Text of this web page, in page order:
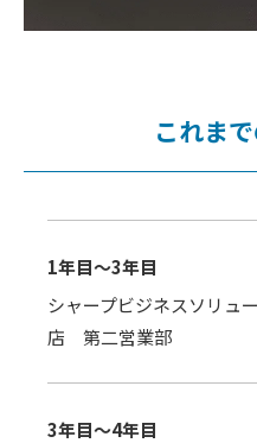
これま
1年目～3年目
シャープビジネスソリ
店 第二営業部
3年目～4年目